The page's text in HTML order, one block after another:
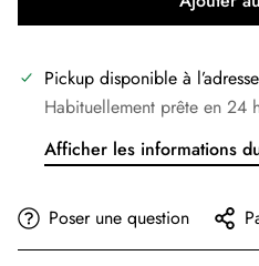
Pickup disponible à l’adresse
Habituellement prête en 24
Afficher les informations
Poser une question